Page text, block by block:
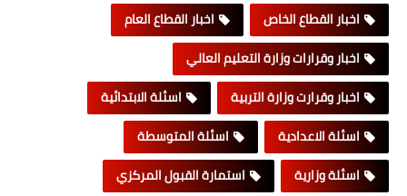
اخبار القطاع الخاص
اخبار القطاع العام
اخبار وقرارات وزارة التعليم العالي
اخبار وقرارت وزارة التربية
اسئلة الابتدائية
اسئلة الاعدادية
اسئلة المتوسطة
اسئلة وزارية
استمارة القبول المركزي